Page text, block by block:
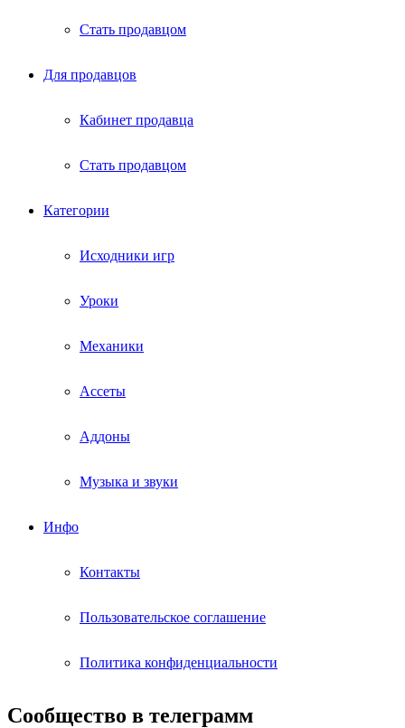
Стать продавцом
Для продавцов
Кабинет продавца
Стать продавцом
Категории
Исходники игр
Уроки
Механики
Ассеты
Аддоны
Музыка и звуки
Инфо
Контакты
Пользовательское соглашение
Политика конфиденциальности
Cообщество в телеграмм